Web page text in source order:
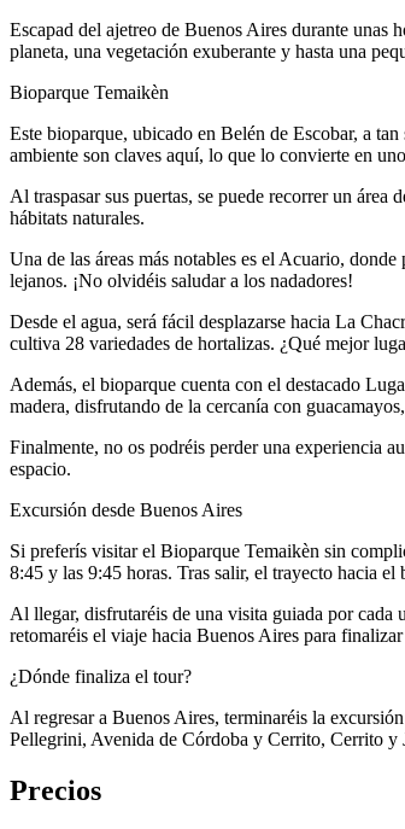
Escapad del ajetreo de Buenos Aires durante unas
planeta, una vegetación exuberante y hasta una
Bioparque Temaikèn
Este bioparque, ubicado en Belén de Escobar, a
ambiente son claves aquí, lo que lo convierte en
Al traspasar sus puertas, se puede recorrer un área
hábitats naturales.
Una de las áreas más notables es el Acuario,
lejanos. ¡No olvidéis saludar a los nadadores!
Desde el agua, será fácil desplazarse hacia La
cultiva 28 variedades de hortalizas. ¿Qué mejor
Además, el bioparque cuenta con el destacado
madera, disfrutando de la cercanía con
Finalmente, no os podréis perder una experiencia
espacio.
Excursión desde Buenos Aires
Si preferís visitar el Bioparque Temaikèn sin
8:45 y las 9:45 horas. Tras salir, el trayecto hacia
Al llegar, disfrutaréis de una visita guiada por cada
retomaréis el viaje hacia Buenos Aires para
¿Dónde finaliza el tour?
Al regresar a Buenos Aires, terminaréis la
Pellegrini, Avenida de Córdoba y Cerrito, Cerrito
Precios